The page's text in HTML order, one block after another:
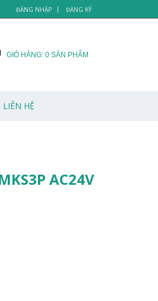
ĐĂNG NHẬP ĐĂNG KÝ
GIỎ HÀNG: 0 SẢN PHẨM
LIÊN HỆ
AC24V